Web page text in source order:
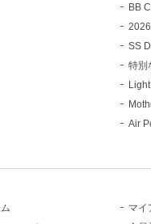
BB
SS
特別
Air
マイ